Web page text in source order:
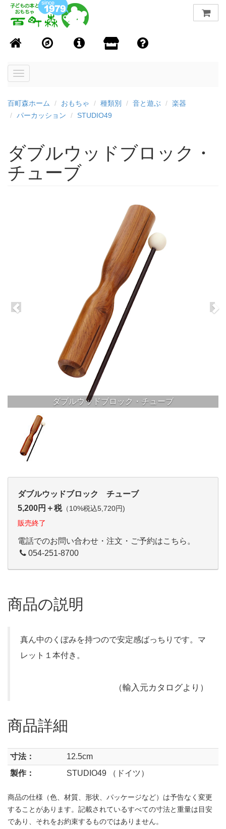
Toggle
百町森ホーム おもちゃ 種類別 音と遊ぶ
楽器
パーカッション
STUDIO49
ダブルウッドブロック・
チューブ
ダブルウッドブロック・チューブ
ダブルウッドブロック チューブ
5,200円＋税（10%税込5,720円)
販売終了
電話でのお問い合わせ・注文・ご予約はこちら。
054-251-8700
商品の説明
真ん中のくぼみを持つので安定感ばっちりです。マ
レット１本付き。
（輸入元カタログより）
商品詳細
寸法：
12.5cm
製作：
STUDIO49 （ドイツ）
商品の仕様（色、材質、形状、パッケージなど）は予告なく変更
することがあります。記載されているすべての寸法と重量は目安
であり、それをお約束するものではありません。